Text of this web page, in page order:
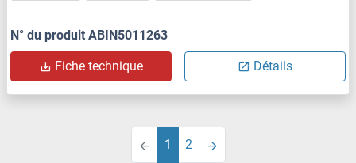
N° du produit ABIN5011263
Fiche technique Détails
1 2